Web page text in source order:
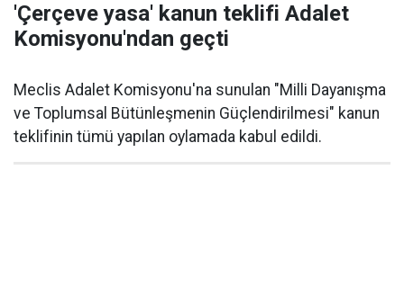
'Çerçeve yasa' kanun teklifi Adalet
Komisyonu'ndan geçti
Meclis Adalet Komisyonu'na sunulan "Milli Dayanışma
ve Toplumsal Bütünleşmenin Güçlendirilmesi" kanun
teklifinin tümü yapılan oylamada kabul edildi.